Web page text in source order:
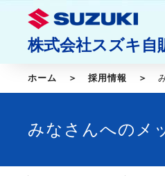
株式会社スズキ自
ホーム 採用情報
みなさんへのメ